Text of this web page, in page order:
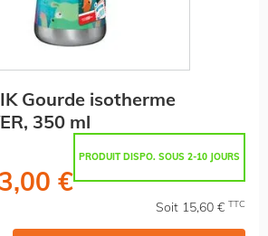
Gourde isotherme
350 ml
PRODUIT DISPO. SOUS 2-10 JOURS
€
Soit 15,60 € TTC